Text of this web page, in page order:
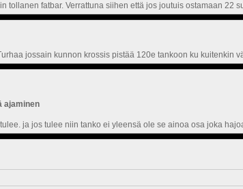
tollanen fatbar. Verrattuna siihen että jos joutuis ostamaan
jossain kunnon krossis pistää 120e tankoon ku kuitenkin
ajaminen
ja jos tulee niin tanko ei yleensä ole se ainoa osa joka